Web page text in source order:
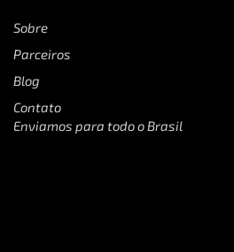
Sobre
Parceiros
Blog
Contato
Enviamos para todo o Brasil